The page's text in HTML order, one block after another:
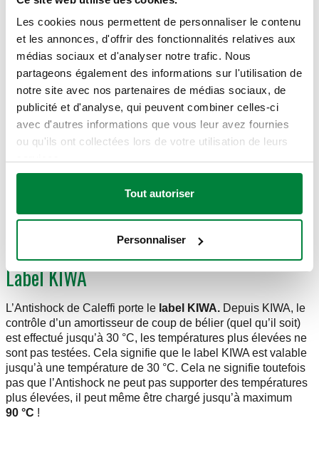
Les cookies nous permettent de personnaliser le contenu
et les annonces, d'offrir des fonctionnalités relatives aux
médias sociaux et d'analyser notre trafic. Nous
partageons également des informations sur l'utilisation de
notre site avec nos partenaires de médias sociaux, de
publicité et d'analyse, qui peuvent combiner celles-ci
avec d'autres informations que vous leur avez fournies
ou qu'ils ont collectées lors de votre utilisation de leurs
Tout autoriser
Personnaliser
pour un robinet double service en combinaison avec un lave-
linge ou un lave-vaisselle. Le modèle 3 dispose d’un raccord
3/8" qui peut être installé directement sur un robinet d’arrêt
d’angle.
Pression d’eau
Il est important que la pression de l’eau dans votre
installation ne dépasse pas 3 bar. Si nécessaire, un
réducteur de pressionpeut être installé au début de votre
En effet, le ressort INOX dans l’amortisseur de coup de bélier
est réglé à une pression de 3 bar. Si votre pression d’eau est
stagnante en bas, ce qui peut engendrer uneprolifération
installation d’eau potable.
Label KIWA
L’Antishock de Caleffi porte le label KIWA. Depuis KIWA, le
contrôle d’un amortisseur de coup de bélier (quel qu’il soit)
est effectué jusqu’à 30 °C, les températures plus élevées ne
sont pas testées. Cela signifie que le label KIWA est valable
jusqu’à une température de 30 °C. Cela ne signifie toutefois
pas que l’Antishock ne peut pas supporter des températures
plus élevées, il peut même être chargé jusqu’à maximum
90 °C !